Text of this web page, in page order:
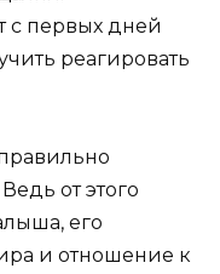
с первых дней
реагировать
от этого
его
и отношение к